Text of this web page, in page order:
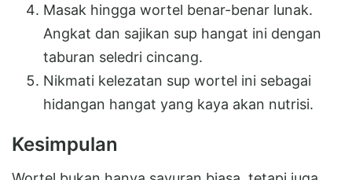
Masak hingga wortel benar-benar lunak.
Angkat dan sajikan sup hangat ini dengan
taburan seledri cincang.
Nikmati kelezatan sup wortel ini sebagai
hidangan hangat yang kaya akan nutrisi.
Kesimpulan